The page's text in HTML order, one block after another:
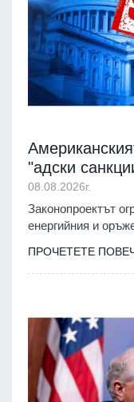
"адски
08.08.2026г.
Законопроектът
енергийния и
ПРОЧЕТЕТЕ